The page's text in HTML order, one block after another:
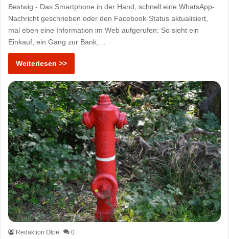
Bestwig - Das Smartphone in der Hand, schnell eine WhatsApp-
Nachricht geschrieben oder den Facebook-Status aktualisiert,
mal eben eine Information im Web aufgerufen: So sieht ein
Einkauf, ein Gang zur Bank,…
Weiterlesen >>
Redaktion Olpe 0